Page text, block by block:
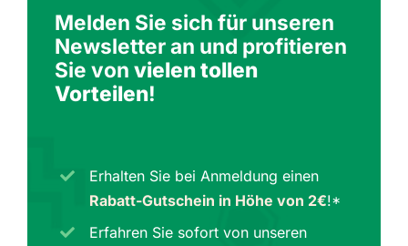
Melden Sie sich für unseren
Newsletter an und profitieren
Sie von vielen tollen
Vorteilen!
Erhalten Sie bei Anmeldung einen
Rabatt-Gutschein in Höhe von 2€!*
Erfahren Sie sofort von unseren